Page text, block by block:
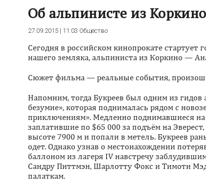
Об альпинисте из
27.09.2015 | 11:03 Общество
Сегодня в российском кинопрокате стартует
нашего земляка, альпиниста из Коркино —
Сюжет фильма — реальные события,
Напомним, тогда Букреев был одним из
безумие», которая поднималась рядом с
приключениям». Медленно поднимавшиеся
заплатившие по $65 000 за подъём на
высоте 7900 м и попали в метель. Букреев
одет. Однако узнав о местонахождении
баллоном из лагеря IV навстречу
Сандру Питтмэн, Шарлотту Фокс и Тимоти
палаткам.